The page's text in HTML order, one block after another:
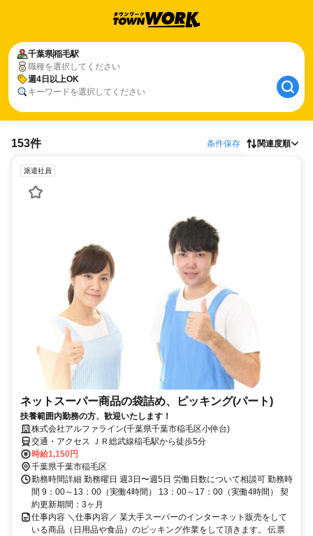
千葉県稲毛駅
職種を選択してください
週4日以上OK
キーワードを選択してください
153件 条件保存 関連度順
派遣社員
ネットスーパー商品の袋詰め、ピッキング(パート)
扶養範囲内勤務の方、歓迎いたします！
株式会社アルファライン(千葉県千葉市稲毛区小仲台)
交通・アクセス ＪＲ総武線稲毛駅から徒歩5分
時給1,150円
千葉県千葉市稲毛区
勤務時間詳細 勤務曜日 週3日〜週5日 労働日数について相談可 勤務時
間 9：00～13：00（実働4時間） 13：00～17：00（実働4時間） 契
約更新期間：3ヶ月
仕事内容 ＼仕事内容／ 某大手スーパーのインターネット販売をして
いる商品（日用品や食品）のピッキング作業をして頂きます。 伝票